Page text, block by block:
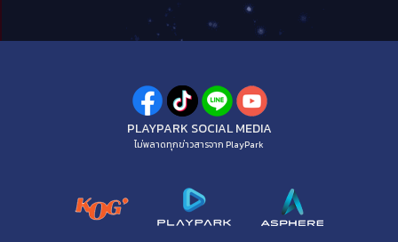
PLAYPARK SOCIAL MEDIA
ไม่พลาดทุกข่าวสารจาก PlayPark